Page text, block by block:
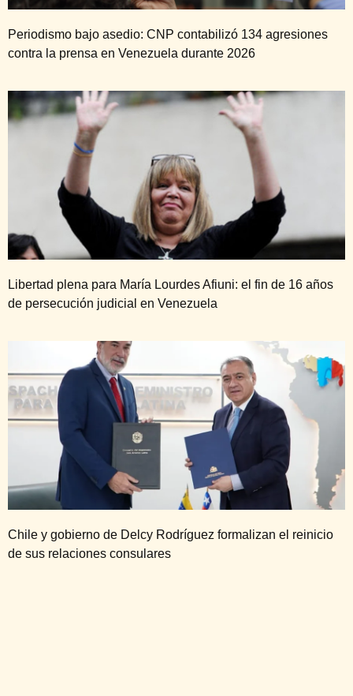
Periodismo bajo asedio: CNP contabilizó 134 agresiones
contra la prensa en Venezuela durante 2026
Libertad plena para María Lourdes Afiuni: el fin de 16 años
de persecución judicial en Venezuela
Chile y gobierno de Delcy Rodríguez formalizan el reinicio
de sus relaciones consulares